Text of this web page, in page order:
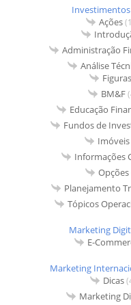
Investimentos
Ações
Administração
Análise
Figuras
BM&F
Educação
Fundos de
Imóveis
Informações
Opções
Planejamento
Tópicos
Marketing
E-
Marketing
Dicas
Marketing